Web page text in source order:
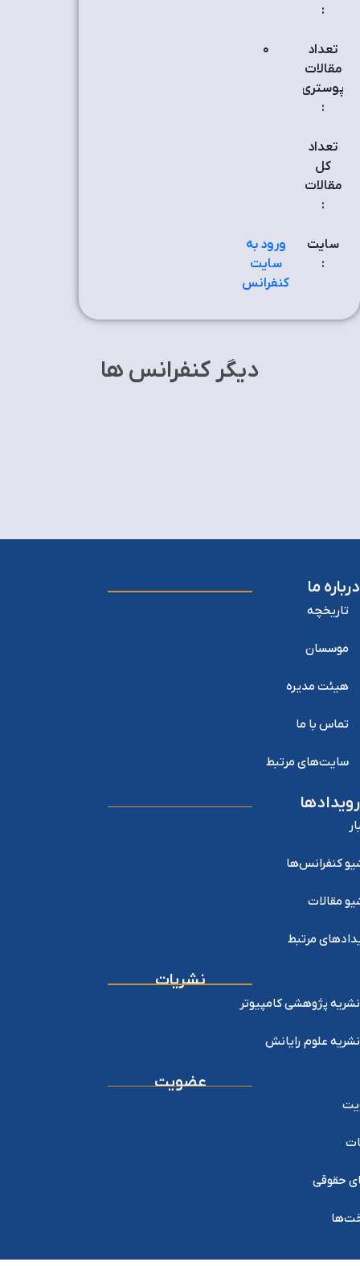
:
تعداد
مقالات
پوستری
:
٠
تعداد
کل
مقالات
:
سایت
:
ورود به
سایت
کنفرانس
دیگر کنفرانس ها
درباره ما
تاریخچه
موسسان
هیئت مدیره
تماس با ما
سایت‌های مرتبط
رویدادها
کنفرانس‌ها
مقالات
مرتبط
نشریات
نشریه پژوهشی کامپیوتر
نشریه علوم رایانش
عضویت
حقوقی